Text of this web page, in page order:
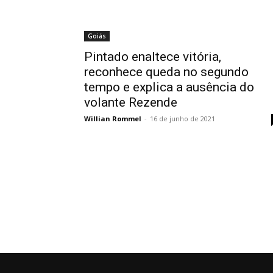
Goiás
Pintado enaltece vitória,
reconhece queda no segundo
tempo e explica a ausência do
volante Rezende
Willian Rommel - 16 de junho de 2021